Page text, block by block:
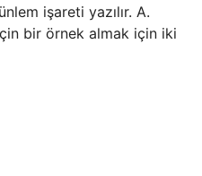
işareti yazılır. A.
bir örnek almak için iki